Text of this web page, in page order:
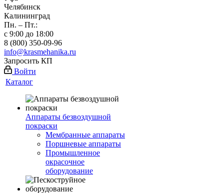
Челябинск
Калининград
Пн. – Пт.:
с 9:00 до 18:00
8 (800) 350-09-96
info@krasmehanika.ru
Запросить КП
Войти
Каталог
Аппараты безвоздушной
покраски
Мембранные аппараты
Поршневые аппараты
Промышленное
окрасочное
оборудование